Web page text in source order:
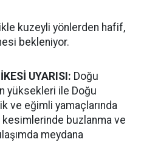
kuzeyli yönlerden hafif,
bekleniyor.
UYARISI: Doğu
yüksekleri ile Doğu
ve eğimli yamaçlarında
buzlanma ve
meydana